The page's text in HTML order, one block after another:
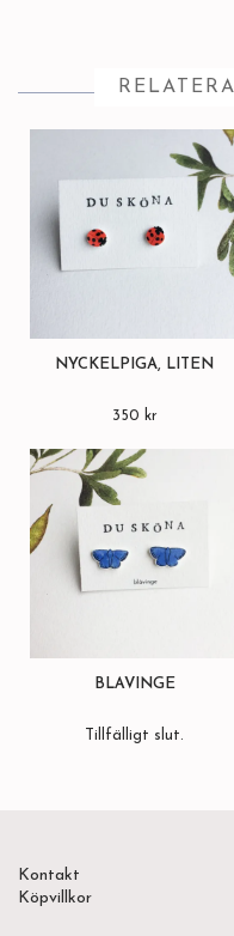
NYCKELPIGA, LITEN
350 kr
BLÅVINGE
Tillfälligt slut.
Kontakt
Köpvillkor